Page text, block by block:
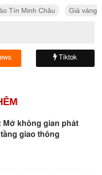
Tín Minh Châu Giá vàng
Tiktok
Mở không gian phát
giao thông